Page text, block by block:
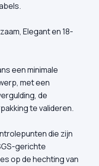
Elegant en 18-
een minimale
met een
de
te valideren.
die zijn
gerichte
op de hechting van